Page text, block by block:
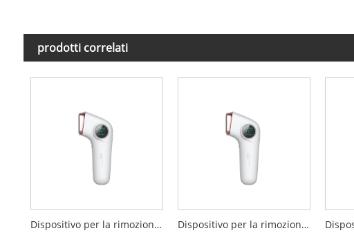
prodotti correlati
Dispositivo per la rimozione dei peli IPL per uso domestico con raffreddamento del ghiaccio Dispositivo per la rimozione dei peli IPL con raffreddamento del ghiaccio